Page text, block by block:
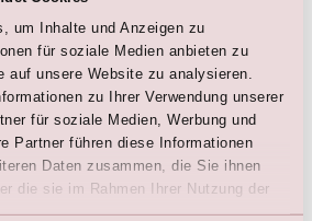
um Inhalte und Anzeigen zu
für soziale Medien anbieten zu
auf unsere Website zu analysieren.
zu Ihrer Verwendung unserer
für soziale Medien, Werbung und
Partner führen diese Informationen
Daten zusammen, die Sie ihnen
die sie im Rahmen Ihrer Nutzung der